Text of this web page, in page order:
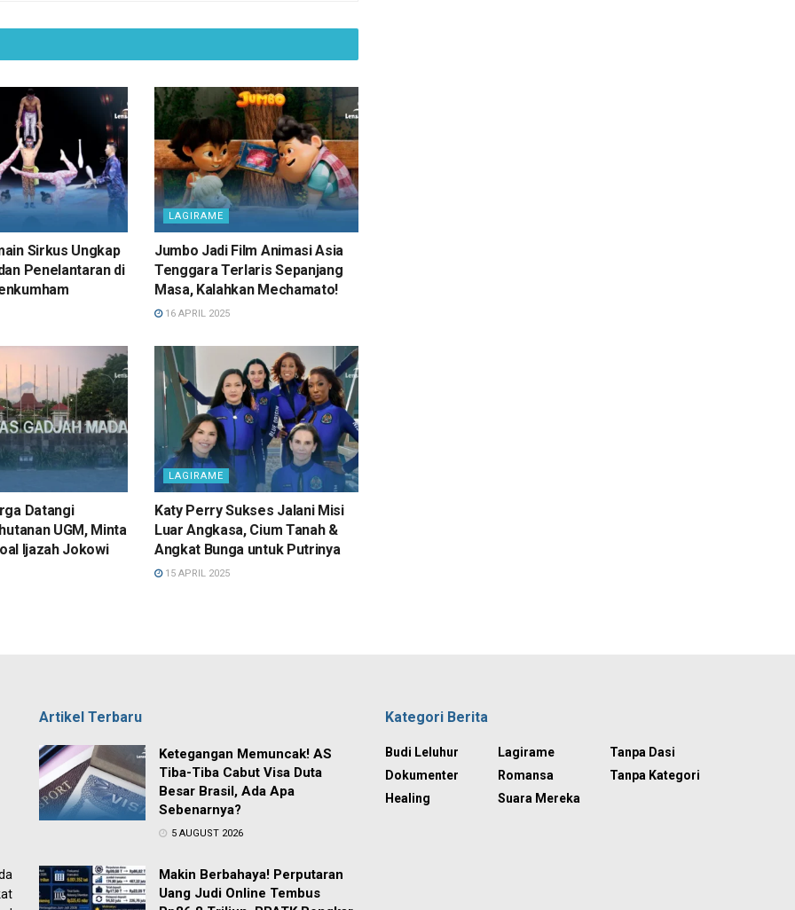
Sirkus Ungkap
Penelantaran di
LAGIRAME
Jumbo Jadi Film Animasi Asia
Tenggara Terlaris Sepanjang
Masa, Kalahkan Mechamato!
16 APRIL 2025
Datangi
UGM, Minta
Ijazah Jokowi
LAGIRAME
Katy Perry Sukses Jalani Misi
Luar Angkasa, Cium Tanah &
Angkat Bunga untuk Putrinya
15 APRIL 2025
Artikel Terbaru
Ketegangan Memuncak! AS
Tiba-Tiba Cabut Visa Duta
Besar Brasil, Ada Apa
Sebenarnya?
5 AUGUST 2026
Makin Berbahaya! Perputaran
Uang Judi Online Tembus
Kategori Berita
Budi Leluhur
Dokumenter
Healing
Lagirame
Romansa
Suara Mereka
Tanpa Dasi
Tanpa Kategori